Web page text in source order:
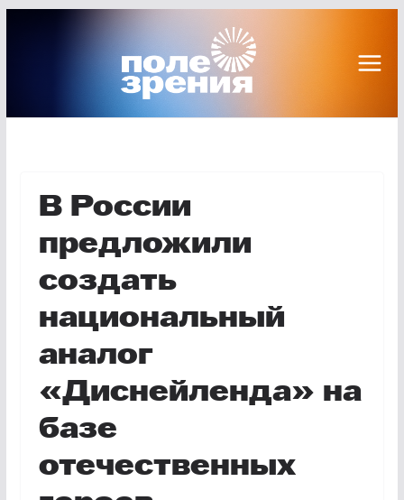
В России
предложили
создать
национальный
аналог
«Диснейленда» на
базе
отечественных